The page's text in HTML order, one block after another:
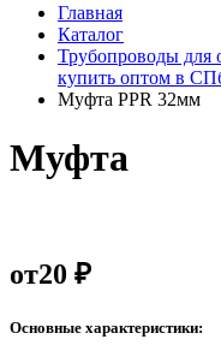
Главная
Каталог
Трубопроводы для
купить оптом в
Муфта PPR 32мм
Муфта
от20 ₽
Основные характеристики: